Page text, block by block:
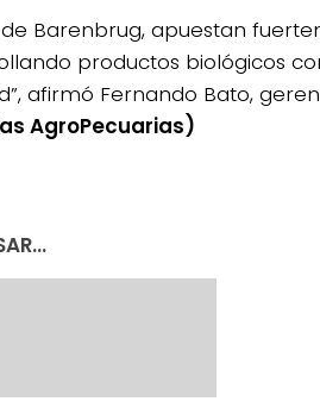
Barenbrug, apuestan
productos biológicos
afirmó Fernando Bato,
AgroPecuarias)